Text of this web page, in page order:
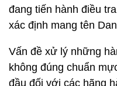
đang tiến hành điều
xác định mang tên
Vấn đề xử lý những
không đúng chuẩn
đầu đối với các hãng